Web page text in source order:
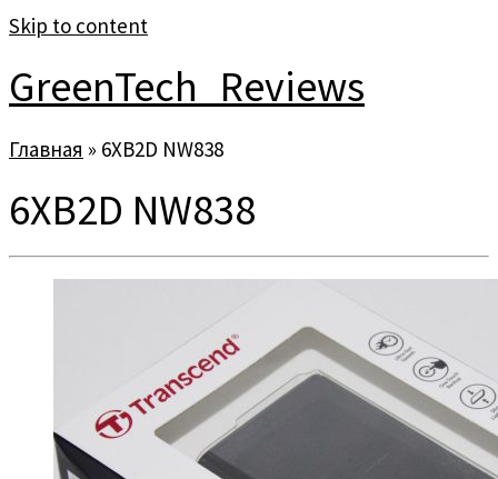
Skip to content
GreenTech_Reviews
Главная » 6XB2D NW838
6XB2D NW838